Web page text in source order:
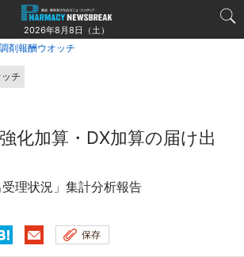
2026年8月8日（土）
調剤報酬ウオッチ
チ
化加算・DX加算の届け出
受理状況」集計分析報告
保存